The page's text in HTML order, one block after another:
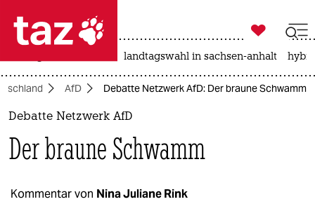
 taz zahl ich
taz zahl ich
politik
öko

taz zahl ich
landtagswahl in sachsen-anhalt
AfD Debatte Netzwerk AfD: Der braune Schwamm
Debatte Netzwerk AfD
Der braune Schwamm
Kommentar von Nina Juliane Rink